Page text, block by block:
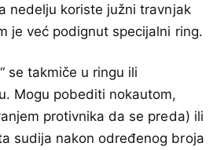
nedelju koriste južni travnjak
je već podignut specijalni ring.
se takmiče u ringu ili
Mogu pobediti nokautom,
protivnika da se preda) ili
sudija nakon određenog broja